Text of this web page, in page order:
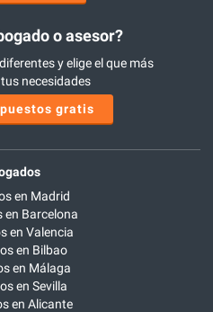
o asesor?
y elige el que más
necesidades
gratis
en Madrid
en Barcelona
en Valencia
en Bilbao
en Málaga
en Sevilla
en Alicante